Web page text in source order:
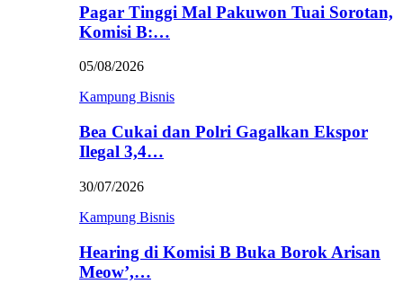
Pagar Tinggi Mal Pakuwon Tuai Sorotan,
Komisi B:…
05/08/2026
Kampung Bisnis
Bea Cukai dan Polri Gagalkan Ekspor
Ilegal 3,4…
30/07/2026
Kampung Bisnis
Hearing di Komisi B Buka Borok Arisan
Meow’,…